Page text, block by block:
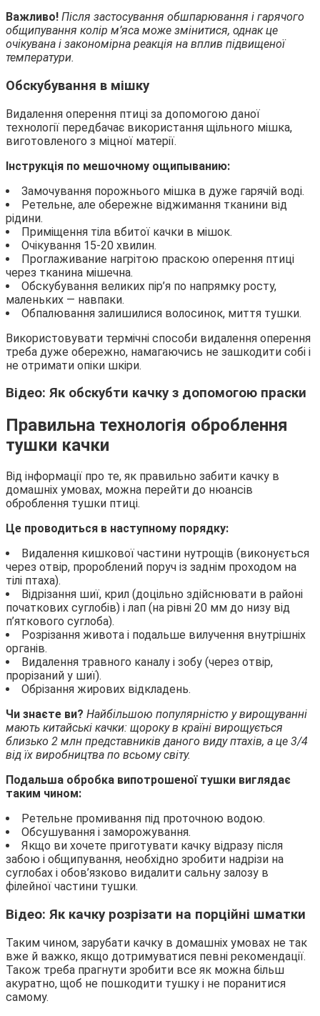
Важливо! Після застосування обшпарювання і гарячого
общипування колір м’яса може змінитися, однак це
очікувана і закономірна реакція на вплив підвищеної
температури.
Обскубування в мішку
Видалення оперення птиці за допомогою даної
технології передбачає використання щільного мішка,
виготовленого з міцної матерії.
Інструкція по мешочному ощипыванию:
Замочування порожнього мішка в дуже гарячій воді.
Ретельне, але обережне віджимання тканини від
рідини.
Приміщення тіла вбитої качки в мішок.
Очікування 15-20 хвилин.
Проглаживание нагрітою праскою оперення птиці
через тканина мішечна.
Обскубування великих пір’я по напрямку росту,
маленьких — навпаки.
Обпалювання залишилися волосинок, миття тушки.
Використовувати термічні способи видалення оперення
треба дуже обережно, намагаючись не зашкодити собі і
не отримати опіки шкіри.
Відео: Як обскубти качку з допомогою праски
Правильна технологія оброблення
тушки качки
Від інформації про те, як правильно забити качку в
домашніх умовах, можна перейти до нюансів
оброблення тушки птиці.
Це проводиться в наступному порядку:
Видалення кишкової частини нутрощів (виконується
через отвір, пророблений поруч із заднім проходом на
тілі птаха).
Відрізання шиї, крил (доцільно здійснювати в районі
початкових суглобів) і лап (на рівні 20 мм до низу від
п’яткового суглоба).
Розрізання живота і подальше вилучення внутрішніх
органів.
Видалення травного каналу і зобу (через отвір,
прорізаний у шиї).
Обрізання жирових відкладень.
Чи знаєте ви? Найбільшою популярністю у вирощуванні
мають китайські качки: щороку в країні вирощується
близько 2 млн представників даного виду птахів, а це 3/4
від їх виробництва по всьому світу.
Подальша обробка випотрошеної тушки виглядає
таким чином:
Ретельне промивання під проточною водою.
Обсушування і заморожування.
Якщо ви хочете приготувати качку відразу після
забою і общипування, необхідно зробити надрізи на
суглобах і обов’язково видалити сальну залозу в
філейної частини тушки.
Відео: Як качку розрізати на порційні шматки
Таким чином, зарубати качку в домашніх умовах не так
вже й важко, якщо дотримуватися певні рекомендації.
Також треба прагнути зробити все як можна більш
акуратно, щоб не пошкодити тушку і не поранитися
самому.